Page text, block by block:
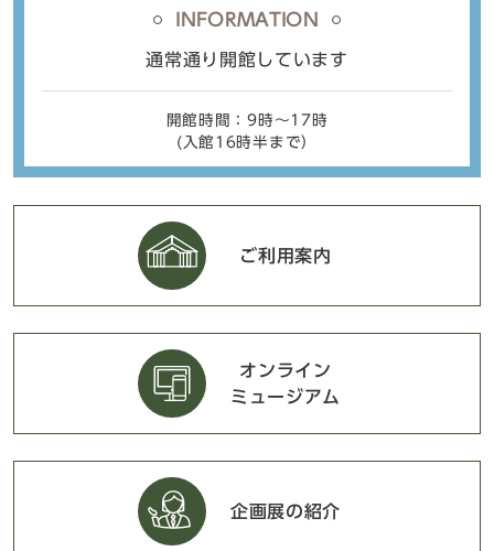
INFORMATION
通常通り開館しています
開館時間：9時〜17時
(入館16時半まで）
ご利用案内
オンライン
ミュージアム
企画展の紹介